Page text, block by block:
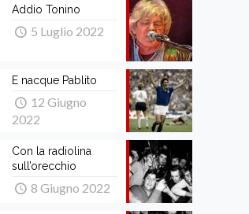
Addio Tonino
5 Luglio 2022
E nacque Pablito
12 Giugno
2022
Con la radiolina
sull’orecchio
8 Giugno 2022